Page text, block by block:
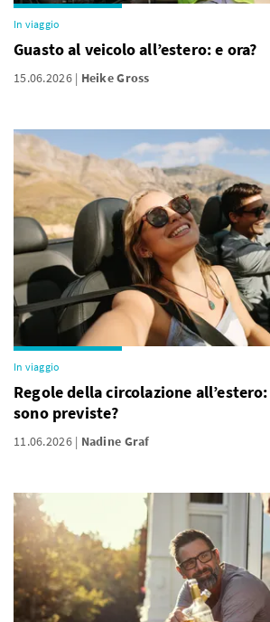
In viaggio
Guasto al veicolo all’estero: e ora?
15.06.2026 Heike Gross
In viaggio
Regole della circolazione
sono previste?
11.06.2026 Nadine Graf